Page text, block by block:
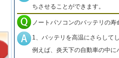
ちさせることができます。
ノートパソコンのバッテリの寿
1、バッテリを高温にさらして
例えば、炎天下の自動車の中